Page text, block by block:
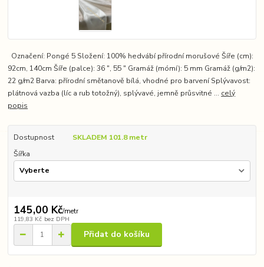
Označení: Pongé 5 Složení: 100% hedvábí přírodní morušové Šíře (cm):
92cm, 140cm Šíře (palce): 36 ″, 55 ″ Gramáž (mómí): 5 mm Gramáž (g/m2):
22 g/m2 Barva: přírodní smětanově bílá, vhodné pro barvení Splývavost:
plátnová vazba (líc a rub totožný), splývavé, jemně průsvitné ... celý
popis
Dostupnost
SKLADEM 101.8 metr
Šířka
145,00 Kč/metr
119,83 Kč bez DPH
Přidat do košíku